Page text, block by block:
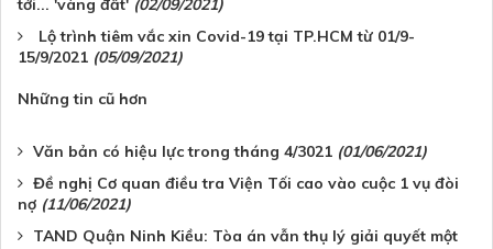
tới... 'vàng đất' (02/09/2021)
Lộ trình tiêm vắc xin Covid-19 tại TP.HCM từ 01/9-
15/9/2021 (05/09/2021)
Những tin cũ hơn
Văn bản có hiệu lực trong tháng 4/3021 (01/06/2021)
Đề nghị Cơ quan điều tra Viện Tối cao vào cuộc 1 vụ đòi
nợ (11/06/2021)
TAND Quận Ninh Kiều: Tòa án vẫn thụ lý giải quyết một